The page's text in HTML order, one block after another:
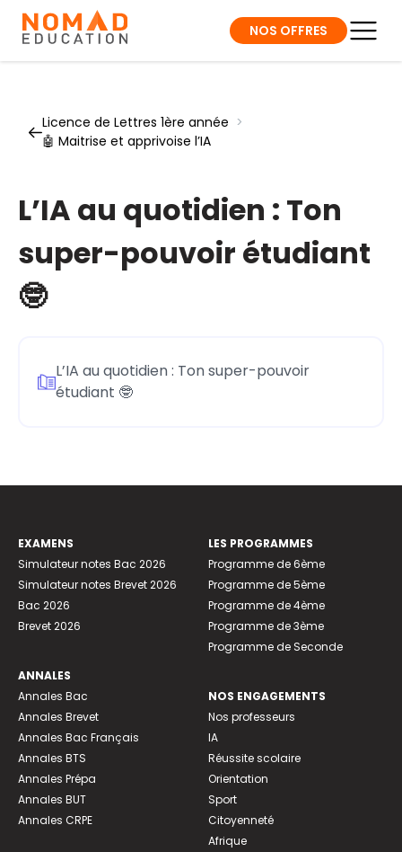
NOS OFFRES
Licence de Lettres 1ère année >
🤖 Maitrise et apprivoise l’IA
L’IA au quotidien : Ton
super-pouvoir étudiant
🤓
L’IA au quotidien : Ton super-pouvoir
étudiant 🤓
EXAMENS
Simulateur notes Bac 2026
Simulateur notes Brevet 2026
Bac 2026
Brevet 2026
ANNALES
Annales Bac
Annales Brevet
Annales Bac Français
Annales BTS
Annales Prépa
Annales BUT
Annales CRPE
LES PROGRAMMES
Programme de 6ème
Programme de 5ème
Programme de 4ème
Programme de 3ème
Programme de Seconde
NOS ENGAGEMENTS
Nos professeurs
IA
Réussite scolaire
Orientation
Sport
Citoyenneté
Afrique